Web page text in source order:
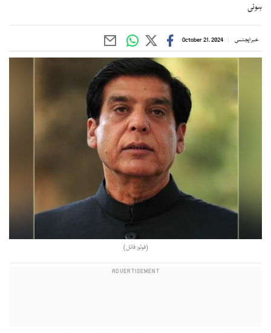
ہوئی
خبر ایجنسی October 21, 2024
(فوٹو: فائل)